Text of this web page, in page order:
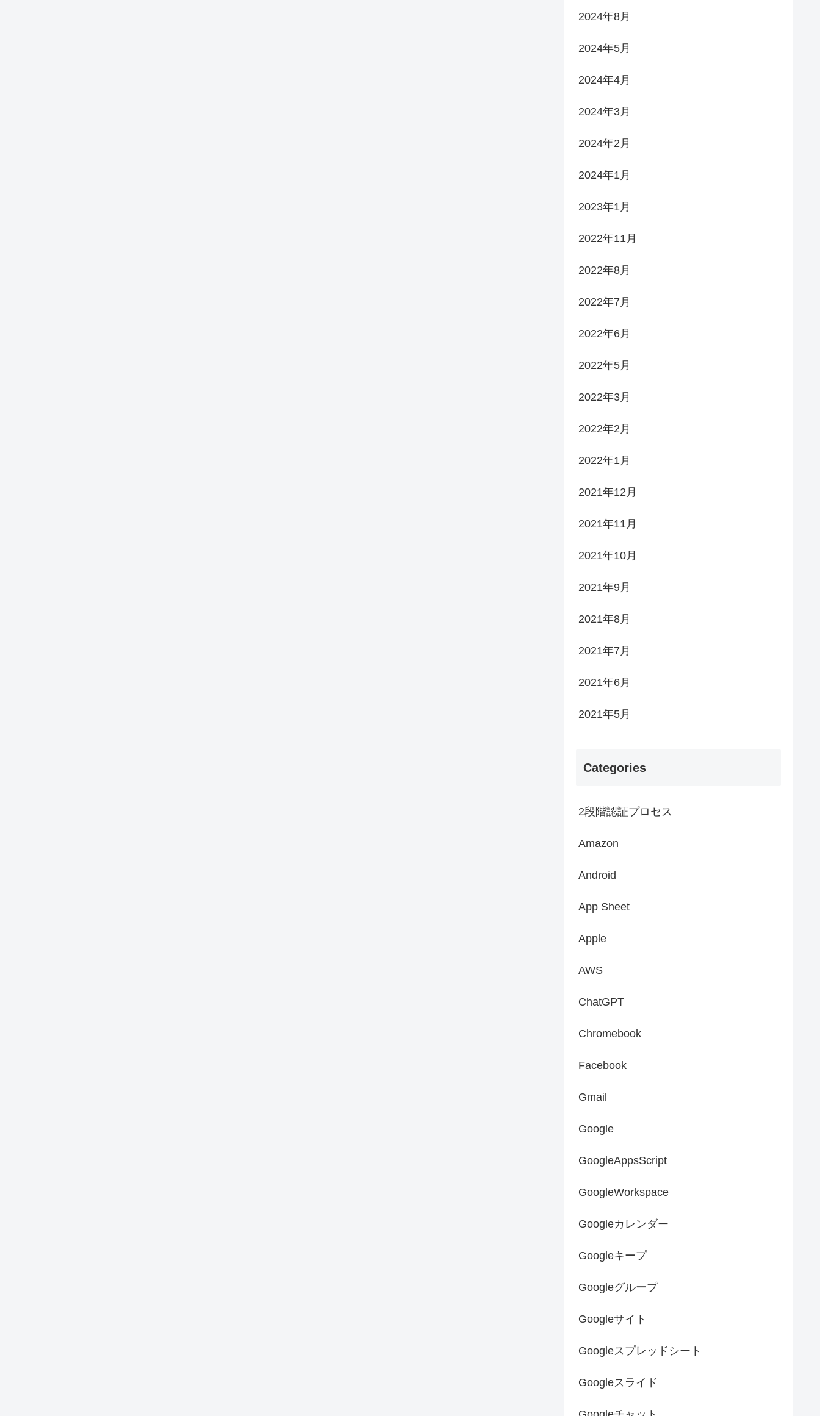
2024年8月
2024年5月
2024年4月
2024年3月
2024年2月
2024年1月
2023年1月
2022年11月
2022年8月
2022年7月
2022年6月
2022年5月
2022年3月
2022年2月
2022年1月
2021年12月
2021年11月
2021年10月
2021年9月
2021年8月
2021年7月
2021年6月
2021年5月
Categories
2段階認証プロセス
Amazon
Android
App Sheet
Apple
AWS
ChatGPT
Chromebook
Facebook
Gmail
Google
GoogleAppsScript
GoogleWorkspace
Googleカレンダー
Googleキープ
Googleグループ
Googleサイト
Googleスプレッドシート
Googleスライド